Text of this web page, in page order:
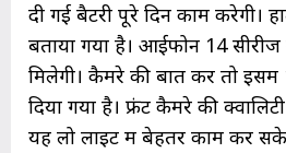
दी गई बैटरी पूरे दिन काम करेगी।
बताया गया है। आईफोन 14
मिलेगी। कैमरे की बात करें तो
दिया गया है। फ्रंट कैमरे की
यह लो लाइट में बेहतर काम कर